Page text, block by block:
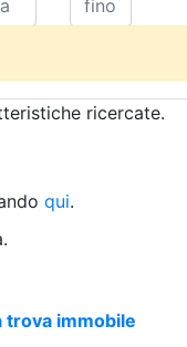
ricercate.
qui.
trova immobile